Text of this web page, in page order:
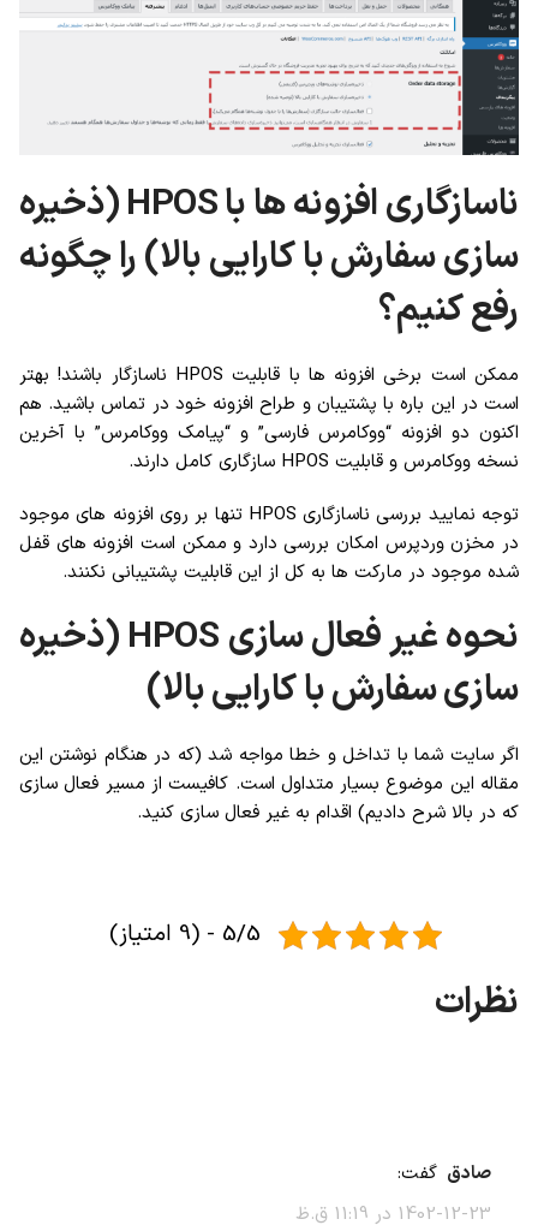
ناسازگاری افزونه ها با HPOS (ذخیره
سازی سفارش با کارایی بالا) را چگونه
رفع کنیم؟
ممکن است برخی افزونه ها با قابلیت HPOS ناسازگار باشند! بهتر
است در این باره با پشتیبان و طراح افزونه خود در تماس باشید. هم
اکنون دو افزونه “ووکامرس فارسی” و “پیامک ووکامرس” با آخرین
نسخه ووکامرس و قابلیت HPOS سازگاری کامل دارند.
توجه نمایید بررسی ناسازگاری HPOS تنها بر روی افزونه های موجود
در مخزن وردپرس امکان بررسی دارد و ممکن است افزونه های قفل
شده موجود در مارکت ها به کل از این قابلیت پشتیبانی نکنند.
نحوه غیر فعال سازی HPOS (ذخیره
سازی سفارش با کارایی بالا)
اگر سایت شما با تداخل و خطا مواجه شد (که در هنگام نوشتن این
مقاله این موضوع بسیار متداول است. کافیست از مسیر فعال سازی
که در بالا شرح دادیم) اقدام به غیر فعال سازی کنید.
5/5 - (9 امتیاز)
صادق گفت:
1402-12-23 در 11:19 ق.ظ